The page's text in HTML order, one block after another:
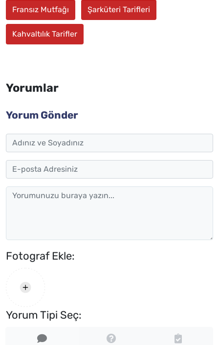
Fransız Mutfağı Şarküteri Tarifleri
Kahvaltılık Tarifler
Yorumlar
Yorum Gönder
Fotograf Ekle:
Yorum Tipi Seç: